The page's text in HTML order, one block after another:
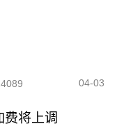
04-03
将上调